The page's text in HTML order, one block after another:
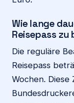
Wie lange
Reisepass
Die reguläre
Reisepass
Wochen. Diese